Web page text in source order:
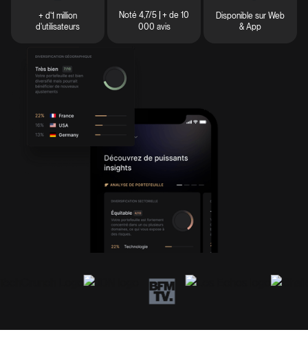
+ d'1 million
d'utilisateurs
Noté 4,7/5 + de 10
000 avis
Disponible sur Web
& App